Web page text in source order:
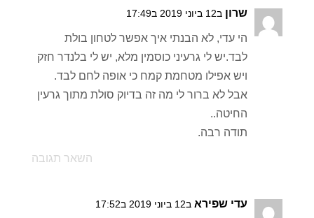
שרון ב12 ביוני 2019 ב17:49
הי עדי, לא הבנתי איך אפשר לטחון בולת
לבד.יש לי גרעיני כוסמין מלא, יש לי בלנדר חזק
ויש אפילו מטחמת קמח כי אופה לחם לבד.
אבל לא ברור לי מה זה בדיוק סולת מתוך גרעין
החיטה..
תודה רבה.
השאר תגובה
עדי שפירא ב12 ביוני 2019 ב17:52